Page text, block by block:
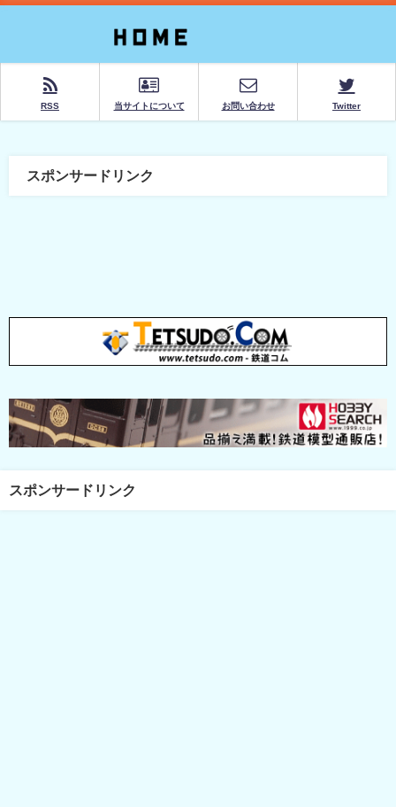
RSS 当サイトについて お問い合わせ Twitter
スポンサードリンク
スポンサードリンク